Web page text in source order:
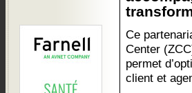
Ce
Center
permet
client et